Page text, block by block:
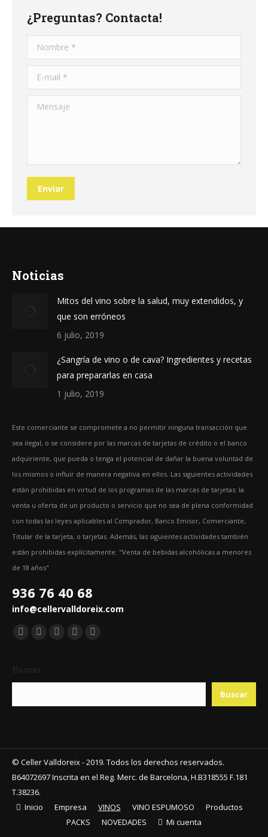
¿Preguntas? Contacta!
Nombre *
E-mail *
Mensaje
Enviar
Noticias
Mitos del vino sobre la salud, muy extendidos, y
que son erróneos
6 julio, 2019
¿Sangría de vino o de cava? Ingredientes y recetas
para prepararlas en casa
1 julio, 2019
Este comerciante se compromete a no permitir ninguna transacción que
sea ilegal, o se considere por las marcas de tarjetas de crédito o el banco
adquiriente, que pueda o tenga el potencial de dañar la buena voluntad de
los mismos o influir de manera negativa en ellos. Las siguientes actividades
están prohibidas en virtud de los programas de las marcas de tarjetas: la
venta u oferta de un producto o servicio que no sea de plena conformidad
con todas las leyes aplicables al Comprador, Banco Emisor, Comerciante,
Titular de la tarjeta, o tarjetas. Además, las siguientes actividades también
están prohibidas explícitamente: "Venta de bebidas alcohólicas a menores
de 18 años"
936 76 40 68
info@cellervalldoreix.com
Encuéntranos en:
Facebook
in
Twitter
in
YouTube
in
Pinterest
in
Instagram
in
Buscar
© Celler Valldoreix - 2019. Todos los derechos reservados.
B64072697 Inscrita en el Reg. Merc. de Barcelona, H.B318555 F.181
T.38236.
Inicio
Empresa VINOS VINO ESPUMOSO
Productos
PACKS
NOVEDADES Mi cuenta